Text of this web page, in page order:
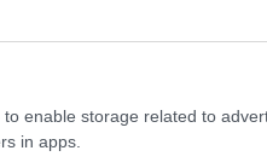
enable storage related to
in apps.